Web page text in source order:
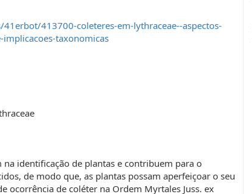
413700-coleteres-em-lythraceae--aspectos-
taxonomicas
identificação de plantas e contribuem para o
de modo que, as plantas possam aperfeiçoar o seu
ocorrência de coléter na Ordem Myrtales Juss. ex